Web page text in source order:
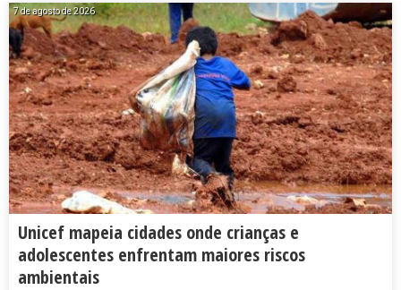
7 de agosto de 2026
Unicef mapeia cidades onde crianças e
adolescentes enfrentam maiores riscos
ambientais